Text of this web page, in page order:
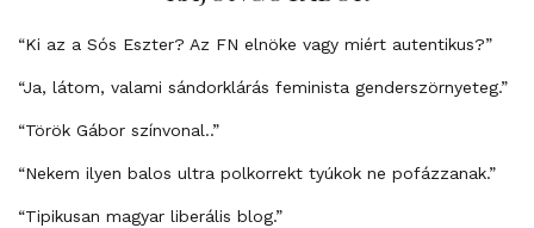
“Ki az a Sós Eszter? Az FN elnöke vagy miért autentikus?”
“Ja, látom, valami sándorklárás feminista genderszörnyeteg.”
“Török Gábor színvonal..”
“Nekem ilyen balos ultra polkorrekt tyúkok ne pofázzanak.”
“Tipikusan magyar liberális blog.”